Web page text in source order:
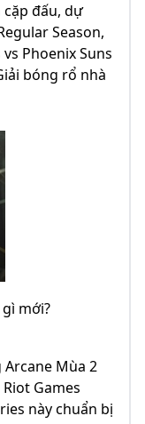
đấu, dự
Season,
Phoenix Suns
bóng rổ nhà
mới?
Mùa 2
Games
này chuẩn bị